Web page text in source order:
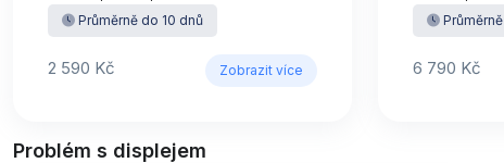
Průměrně do 10 dnů
2 590 Kč Zobrazit více 6 790 Kč
Problém s displejem